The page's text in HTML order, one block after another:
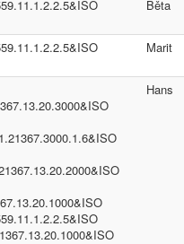
Běta
Marit
Hans